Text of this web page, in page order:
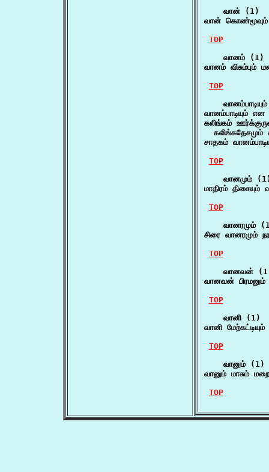
    வான் (1)
வான்
TOP
    வானம் (1)
வானம் விசும்பும்
TOP
வானம்பாடியும்
கலிங்கம்
கலிங்கதேசமும்
சாதகம்
TOP
வானமும்
மாதிரம் திசையும்
TOP
வானரமும்
சிரை வானரமும்
TOP
வானவன்
வானவன்
TOP
    வானி (1)
வானி
TOP
    வானும் (1)
வானும் மாசும்
TOP